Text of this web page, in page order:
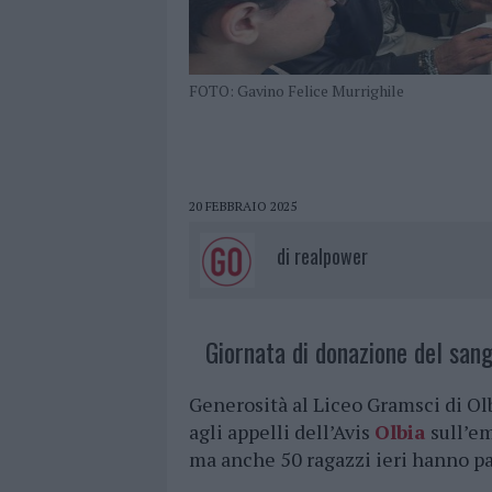
FOTO: Gavino Felice Murrighile
20 FEBBRAIO 2025
di realpower
Giornata di donazione del
Generosità al Liceo Gramsci di
agli appelli dell’Avis Olbia
ma anche 50 ragazzi ieri hanno